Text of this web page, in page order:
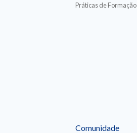
Práticas de Formação
Comunidade